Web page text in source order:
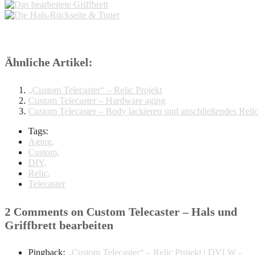
Ähnliche Artikel:
„Custom Telecaster“ – Relic Projekt
Custom Telecaster – Hardware aging
Custom Telecaster – Body lackieren und anschließendes Relic
Tags:
Aging,
Custom,
DIY,
Relic,
Telecaster
2 Comments on Custom Telecaster – Hals und
Griffbrett bearbeiten
Pingback: „Custom Telecaster“ – Relic Projekt | DVLW -